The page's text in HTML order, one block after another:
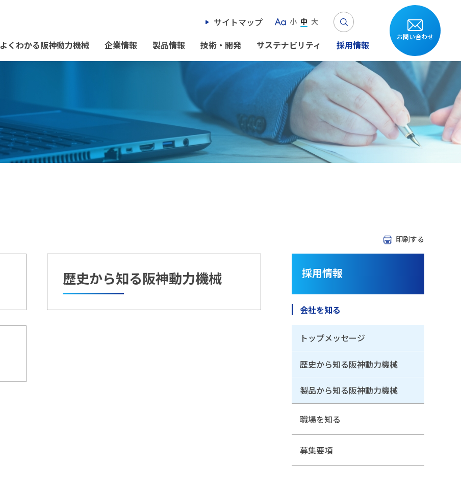
サイトマップ 小 中 大
よくわかる阪神動力機械 企業情報 製品情報 技術・開発 サステナビリティ 採用情報
お問い合わせ
印刷する
歴史から知る阪神動力機械 採用情報
会社を知る
トップメッセージ
歴史から知る阪神動力機械
製品から知る阪神動力機械
職場を知る
募集要項